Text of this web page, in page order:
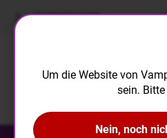
LIQUIDRECHNER
Um die Website von
sein.
Nein, noch